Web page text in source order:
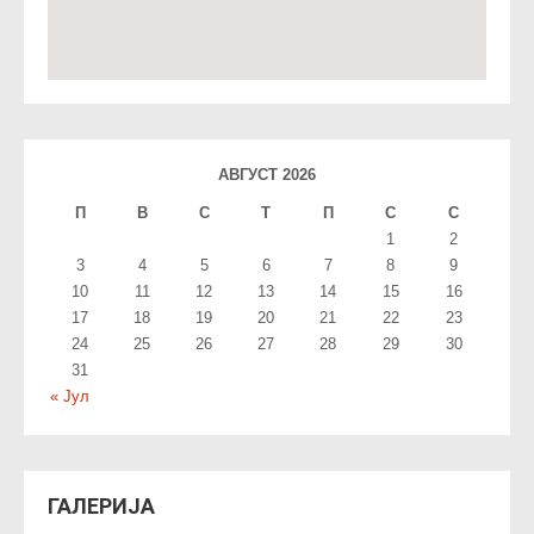
АВГУСТ 2026
П В С T П С С
« Јул
1
2
3
4 5 6 7 8
9
10
11 12 13 14 15
16
17
18 19 20 21 22
23
24
25 26 27 28 29
30
31
ГАЛЕРИЈА